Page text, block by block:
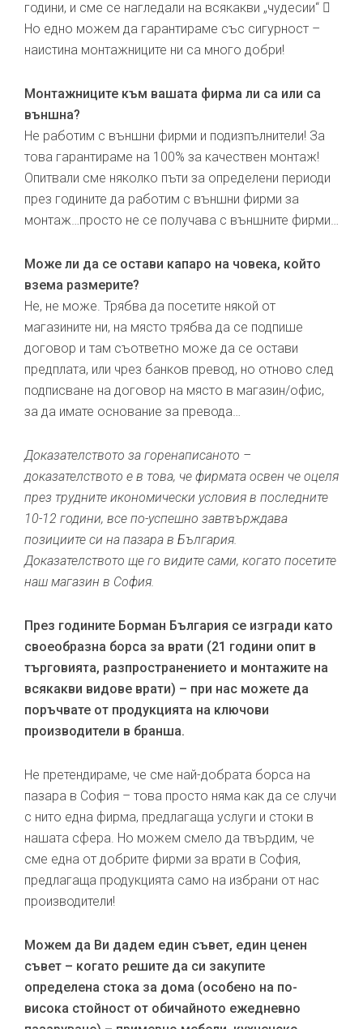
години, и сме се нагледали на всякакви „чудесии“ 
Но едно можем да гарантираме със сигурност –
наистина монтажниците ни са много добри!
Монтажниците към вашата фирма ли са или са
външна?
Не работим с външни фирми и подизпълнители! За
това гарантираме на 100% за качествен монтаж!
Опитвали сме няколко пъти за определени периоди
през годините да работим с външни фирми за
монтаж…просто не се получава с външните фирми…
Може ли да се остави капаро на човека, който
взема размерите?
Не, не може. Трябва да посетите някой от
магазините ни, на място трябва да се подпише
договор и там съответно може да се остави
предплата, или чрез банков превод, но отново след
подписване на договор на място в магазин/офис,
за да имате основание за превода…
Доказателството за горенаписаното –
доказателството е в това, че фирмата освен че оцеля
през трудните икономически условия в последните
10-12 години, все по-успешно завтвърждава
позициите си на пазара в България.
Доказателството ще го видите сами, когато посетите
наш магазин в София.
През годините Борман България се изгради като
своеобразна борса за врати (21 години опит в
търговията, разпространението и монтажите на
всякакви видове врати) – при нас можете да
поръчвате от продукцията на ключови
производители в бранша.
Не претендираме, че сме най-добрата борса на
пазара в София – това просто няма как да се случи
с нито една фирма, предлагаща услуги и стоки в
нашата сфера. Но можем смело да твърдим, че
сме една от добрите фирми за врати в София,
предлагаща продукцията само на избрани от нас
производители!
Можем да Ви дадем един съвет, един ценен
съвет – когато решите да си закупите
определена стока за дома (особено на по-
висока стойност от обичайното ежедневно